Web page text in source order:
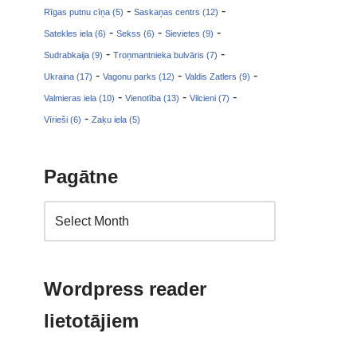
Rīgas putnu cīņa (5) - Saskaņas centrs (12) -
Satekles iela (6) - Sekss (6) - Sievietes (9) -
Sudrabkaija (9) - Troņmantnieka bulvāris (7) -
Ukraina (17) - Vagonu parks (12) - Valdis Zatlers (9) -
Valmieras iela (10) - Vienotība (13) - Vilcieni (7) -
Vīrieši (6) - Zaķu iela (5)
Pagātne
Wordpress reader
lietotājiem